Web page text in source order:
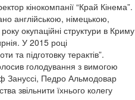
кінокомпанії “Край Кінема”.
англійською, німецькою,
окупаційні структури в Криму
У 2015 році
та підготовку терактів”.
голодування з вимогою
Зануссі, Педро Альмодовар
звільнити їхнього колегу